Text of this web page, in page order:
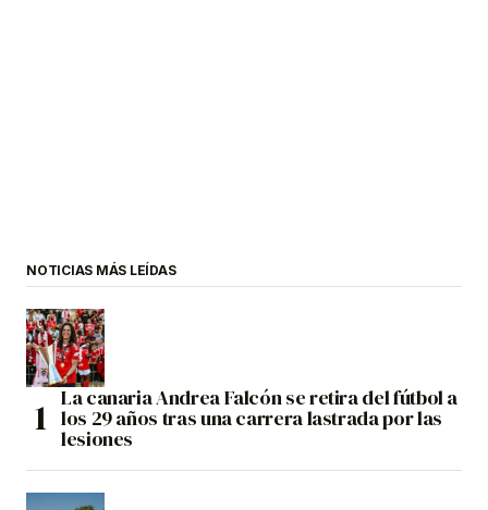
NOTICIAS MÁS LEÍDAS
La canaria Andrea Falcón se retira del fútbol a
los 29 años tras una carrera lastrada por las
lesiones